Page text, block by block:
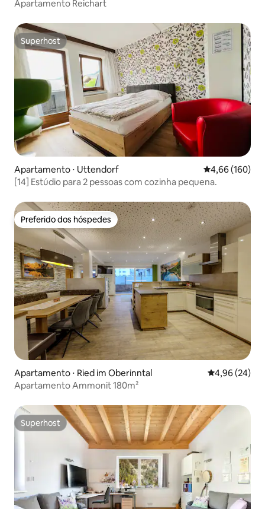
Apartamento Reichart
Superhost
Superhost
Apartamento ⋅ Uttendorf 4,66 de uma
4,66 (160)
[14] Estúdio para 2 pessoas com cozinha pequena.
Preferido dos hóspedes
Preferido dos hóspedes
Apartamento ⋅ Ried im Oberinntal 4,96 de uma
4,96 (24)
Apartamento Ammonit 180m²
Superhost
Superhost